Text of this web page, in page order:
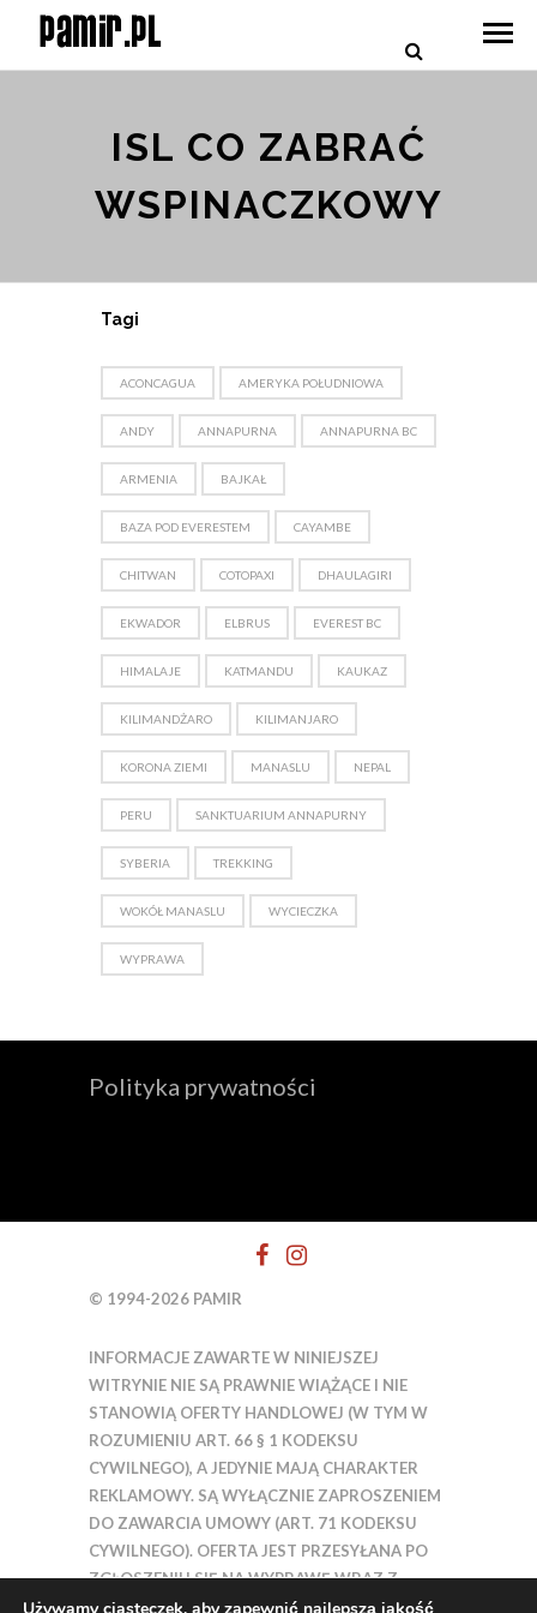
ISL CO ZABRAĆ
WSPINACZKOWY
Tagi
ACONCAGUA AMERYKA POŁUDNIOWA
ANDY ANNAPURNA ANNAPURNA BC
ARMENIA BAJKAŁ
BAZA POD EVERESTEM CAYAMBE
CHITWAN COTOPAXI DHAULAGIRI
EKWADOR ELBRUS EVEREST BC
HIMALAJE KATMANDU KAUKAZ
KILIMANDŻARO KILIMANJARO
KORONA ZIEMI MANASLU NEPAL
PERU SANKTUARIUM ANNAPURNY
SYBERIA TREKKING
WOKÓŁ MANASLU WYCIECZKA
WYPRAWA
Polityka prywatności
© 1994-2026 PAMIR
INFORMACJE ZAWARTE W NINIEJSZEJ
WITRYNIE NIE SĄ PRAWNIE WIĄŻĄCE I NIE
STANOWIĄ OFERTY HANDLOWEJ (W TYM W
ROZUMIENIU ART. 66 § 1 KODEKSU
CYWILNEGO), A JEDYNIE MAJĄ CHARAKTER
REKLAMOWY. SĄ WYŁĄCZNIE ZAPROSZENIEM
DO ZAWARCIA UMOWY (ART. 71 KODEKSU
CYWILNEGO). OFERTA JEST PRZESYŁANA PO
ZGŁOSZENIU SIĘ NA WYPRAWĘ WRAZ Z
UMOWĄ.
Używamy ciasteczek, aby zapewnić najlepszą jakość